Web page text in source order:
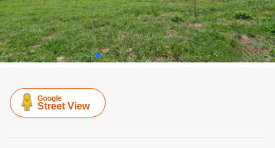
Google
Street View